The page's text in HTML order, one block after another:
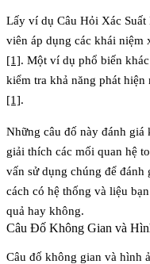
Lấy ví dụ Câu Hỏi Xác
viên áp dụng các khái niệm
[1]. Một ví dụ phổ biến
kiểm tra khả năng phát
[1].
Những câu đố này đánh
giải thích các mối quan hệ
vấn sử dụng chúng để đánh
cách có hệ thống và liệu
quả hay không.
Câu Đố Không Gian và
Câu đố không gian và hình